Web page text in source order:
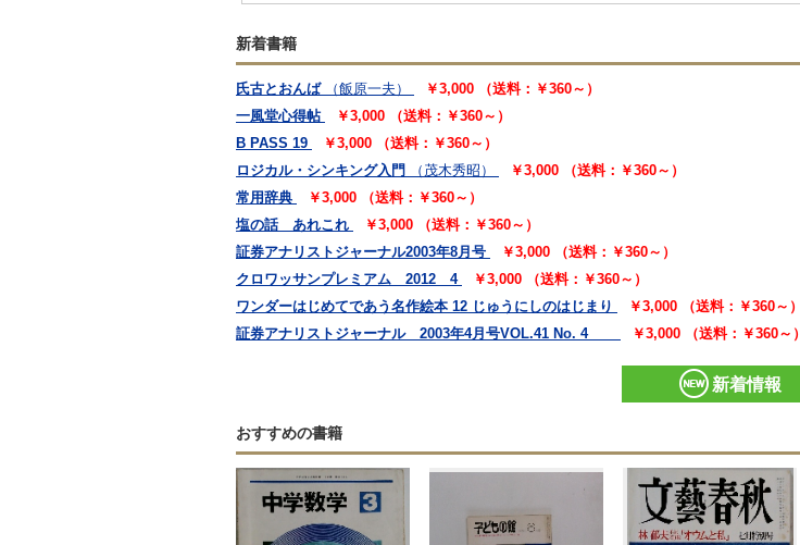
新着書籍
氏古とおんば （飯原一夫）
￥3,000 （送料：￥360～）
一風堂心得帖
￥3,000 （送料：￥360～）
B PASS 19
￥3,000 （送料：￥360～）
ロジカル・シンキング入門
（茂木秀昭）
￥3,000 （送料：￥360～）
常用辞典
￥3,000 （送料：￥360～）
塩の話 あれこれ
￥3,000 （送料：￥360～）
証券アナリストジャーナル2003年8月号
￥3,000 （送料：￥360～）
クロワッサンプレミアム 2012 4
￥3,000 （送料：￥360～）
ワンダーはじめてであう名作絵本 12 じゅうにしのはじまり
￥3,000 （送料：￥360～）
証券アナリストジャーナル 2003年4月号VOL.41 No. 4
￥3,000 （送料：￥360～）
新着情報
おすすめの書籍